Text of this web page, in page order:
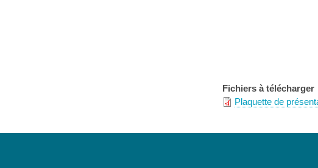
Fichiers à télécharger
Plaquette de